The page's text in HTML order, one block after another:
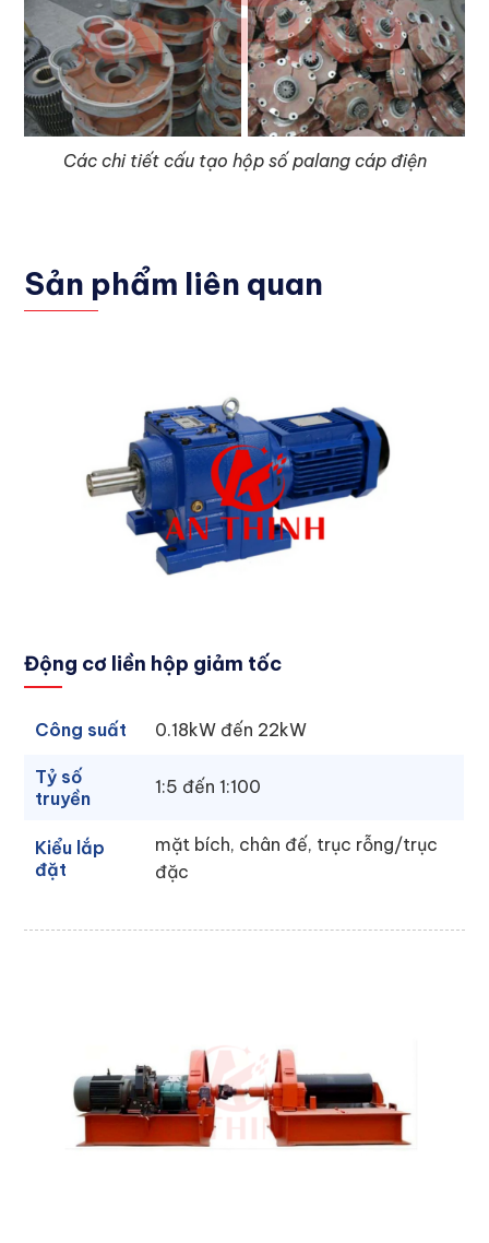
Các chi tiết cấu tạo hộp số palang cáp điện
Sản phẩm liên quan
Động cơ liền hộp giảm tốc
Công suất 0.18kW đến 22kW
Tỷ số
truyền
1:5 đến 1:100
Kiểu lắp
đặt
mặt bích, chân đế, trục rỗng/trục
đặc